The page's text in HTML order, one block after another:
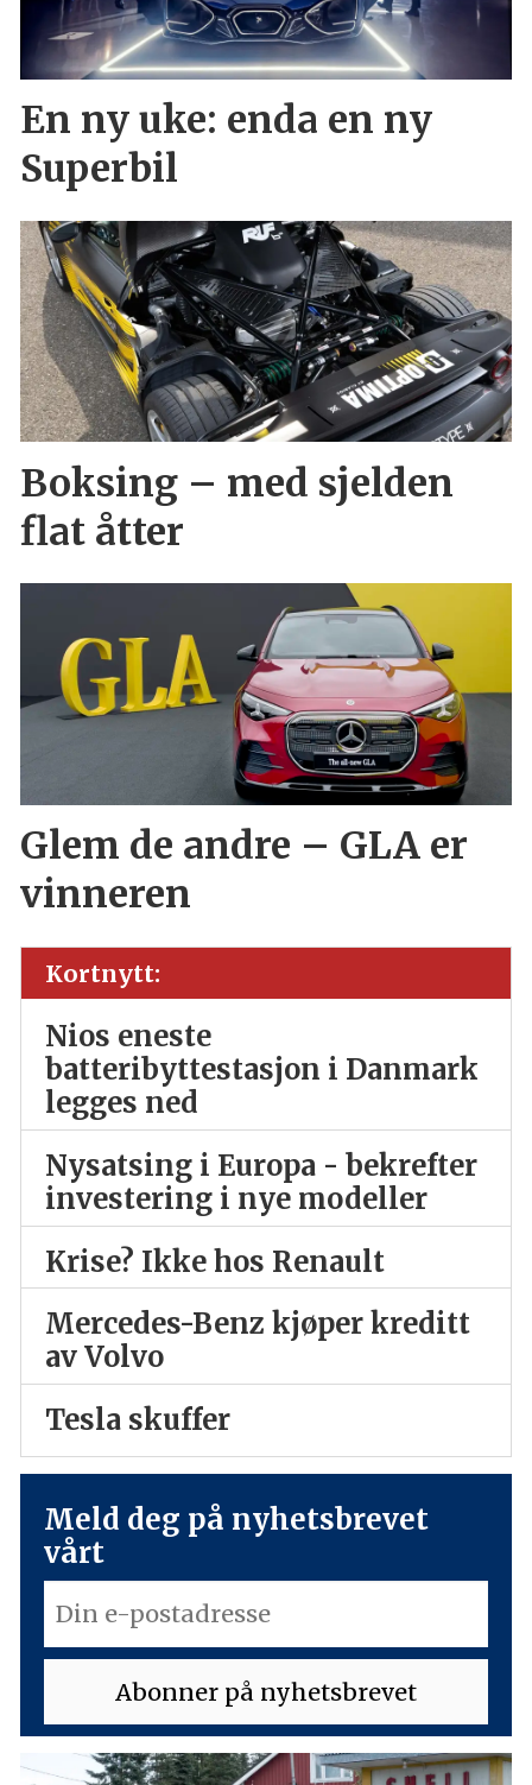
En ny uke: enda en ny
Superbil
Boksing – med sjelden
flat åtter
Glem de andre – GLA er
vinneren
Kortnytt:
Nios eneste
batteribyttestasjon i Danmark
legges ned
Nysatsing i Europa - bekrefter
investering i nye modeller
Krise? Ikke hos Renault
Mercedes-Benz kjøper kreditt
av Volvo
Tesla skuffer
Meld deg på nyhetsbrevet
vårt